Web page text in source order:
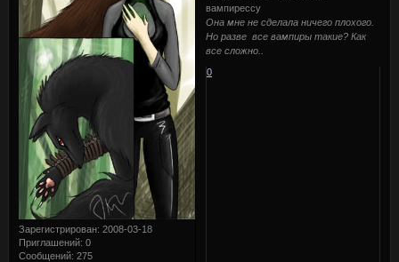
Зарегистрирован: 2008-03-18
Приглашений: 0
Сообщений: 275
вампирессу
Она мне не сделала ничего плохого.
Но разве все вампиры такие? Как
все сложно..
0